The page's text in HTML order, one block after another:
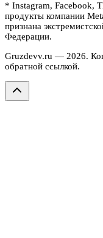
* Instagram, Facebook,
продукты компании
признана
Федерации.
Gruzdevv.ru — 2026.
обратной ссылкой.